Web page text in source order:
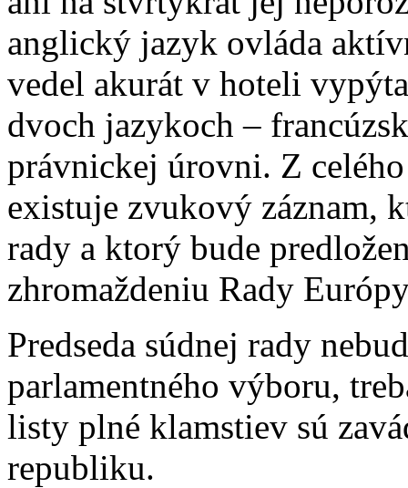
anglický jazyk ovláda
vedel akurát v hoteli
dvoch jazykoch –
právnickej úrovni. Z
existuje zvukový záznam,
rady a ktorý bude
zhromaždeniu Rady
Predseda súdnej rady
parlamentného výboru,
listy plné klamstiev sú
republiku.